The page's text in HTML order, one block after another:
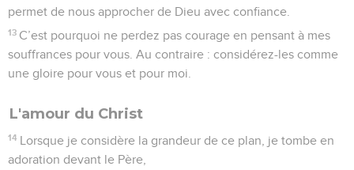
permet de nous approcher de Dieu avec confiance.
13 C’est pourquoi ne perdez pas courage en pensant à mes
souffrances pour vous. Au contraire : considérez-les comme
une gloire pour vous et pour moi.
L'amour du Christ
14 Lorsque je considère la grandeur de ce plan, je tombe en
adoration devant le Père,